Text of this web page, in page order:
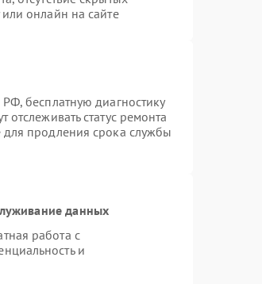
онлайн на сайте
бесплатную диагностику
статус ремонта
для продления срока службы
данных
работа с
и